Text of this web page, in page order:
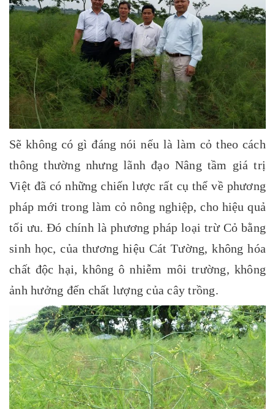
Sẽ không có gì đáng nói nếu là làm cỏ theo cách
thông thường nhưng lãnh đạo Nâng tầm giá trị
Việt đã có những chiến lược rất cụ thể về phương
pháp mới trong làm cỏ nông nghiệp, cho hiệu quả
tối ưu. Đó chính là phương pháp loại trừ Cỏ bằng
sinh học,của thương hiệu Cát Tường,không hóa
chất độc hại, không ô nhiễm môi trường, không
ảnh hưởng đến chất lượng của cây trồng.